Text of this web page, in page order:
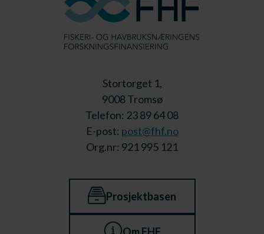
Stortorget 1,
9008 Tromsø
Telefon: 23 89 64 08
E-post: post@fhf.no
Org.nr: 921 995 121
Prosjektbasen